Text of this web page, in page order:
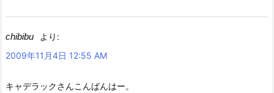
chibibu
より:
2009年11月4日 12:55 AM
キャデラックさんこんばんはー。